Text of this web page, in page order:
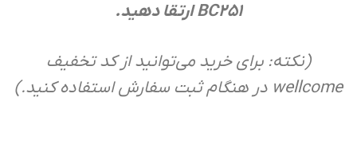
BC251 ارتقا دهید.
(نکته: برای خرید می‌توانید از کد تخفیف
wellcome در هنگام ثبت سفارش استفاده کنید.)